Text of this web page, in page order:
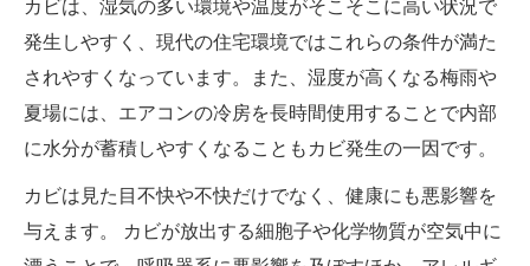
カビは、湿気の多い環境や温度がそこそこに高い状況で
発生しやすく、現代の住宅環境ではこれらの条件が満た
されやすくなっています。また、湿度が高くなる梅雨や
夏場には、エアコンの冷房を長時間使用することで内部
に水分が蓄積しやすくなることもカビ発生の一因です。
カビは見た目不快や不快だけでなく、健康にも悪影響を
与えます。 カビが放出する細胞子や化学物質が空気中に